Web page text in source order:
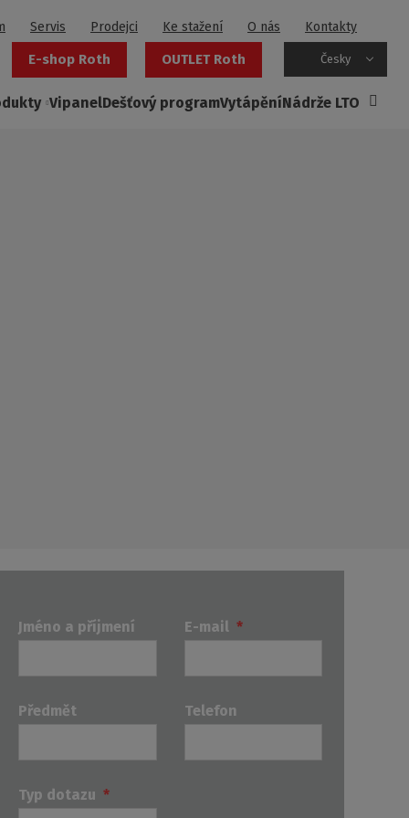
Servis Prodejci Ke stažení O nás Kontakty
E-shop Roth OUTLET Roth Česky
VipanelDešťový programVytápěníNádrže LTO
Jméno a příjmení
Předmět
Typ dotazu *
E-mail *
Telefon